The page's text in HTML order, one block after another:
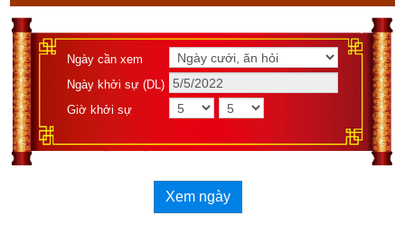
Ngày cần xem
Ngày khởi sự (DL)
Giờ khởi sự
Xem ngày